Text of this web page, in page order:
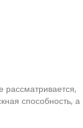
рассматривается,
способность, а